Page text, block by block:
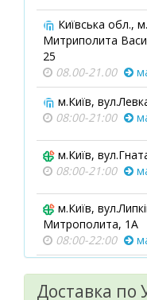
Київська обл.,
Митриполита
25
08.00-21.00
м.Київ,
08:00-21:00
м.Київ,
08:00-21:00
м.Київ,
Митрополита, 1А
08:00-22:00
вул.Соборності,
Доставка по